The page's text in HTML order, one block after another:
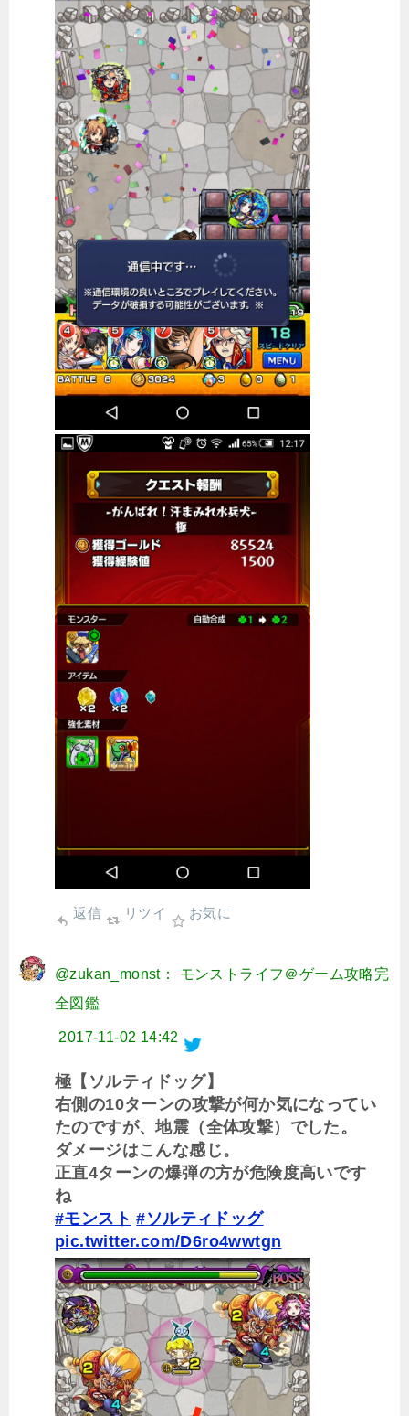
返信 リツイ お気に
@zukan_monst： モンストライフ＠ゲーム攻略完
全図鑑
2017-11-02 14:42
極【ソルティドッグ】
右側の10ターンの攻撃が何か気になってい
たのですが、地震（全体攻撃）でした。
ダメージはこんな感じ。
正直4ターンの爆弾の方が危険度高いです
ね
#モンスト #ソルティドッグ
pic.twitter.com/D6ro4wwtgn